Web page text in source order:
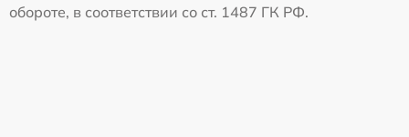
обороте, в соответствии со ст. 1487 ГК РФ.